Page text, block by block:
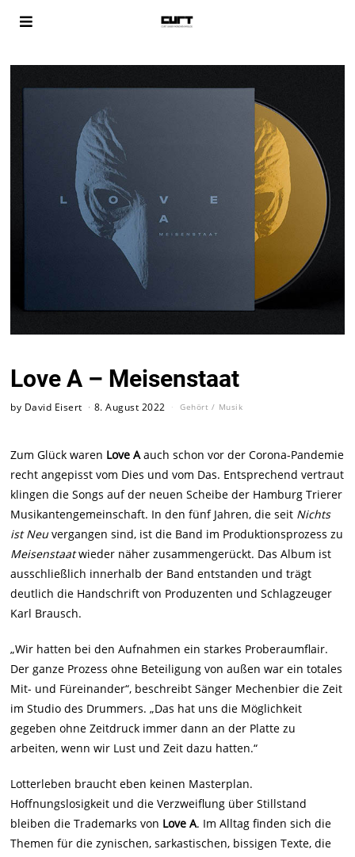
Love A – Meisenstaat
by David Eisert 8. August 2022 Gehört / Musik
Zum Glück waren Love Aauch schon vor der Corona-Pandemie
recht angepisst vom Dies und vom Das. Entsprechend vertraut
klingen die Songs auf der neuen Scheibe der Hamburg Trierer
Musikantengemeinschaft. In den fünf Jahren, die seit Nichts
ist Neuvergangen sind, ist die Band im Produktionsprozess zu
Meisenstaatwieder näher zusammengerückt. Das Album ist
ausschließlich innerhalb der Band entstanden und trägt
deutlich die Handschrift von Produzenten und Schlagzeuger
Karl Brausch.
„Wir hatten bei den Aufnahmen ein starkes Proberaumflair.
Der ganze Prozess ohne Beteiligung von außen war ein totales
Mit- und Füreinander“, beschreibt Sänger Mechenbier die Zeit
im Studio des Drummers. „Das hat uns die Möglichkeit
gegeben ohne Zeitdruck immer dann an der Platte zu
arbeiten, wenn wir Lust und Zeit dazu hatten.“
Lotterleben braucht eben keinen Masterplan.
Hoffnungslosigkeit und die Verzweiflung über Stillstand
bleiben die Trademarks von Love A. Im Alltag finden sich die
Themen für die zynischen, sarkastischen, bissigen Texte, die